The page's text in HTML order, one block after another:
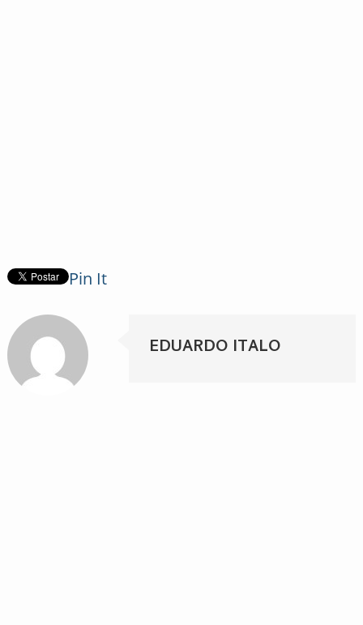
Pin It
EDUARDO ITALO